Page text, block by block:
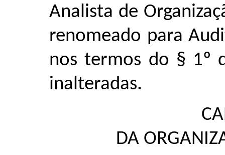
Analista de
renomeado para
nos termos do § 1º
inalteradas.
DA